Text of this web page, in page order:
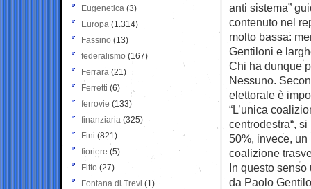
anti sistema”
contenuto nel
molto bassa:
Gentiloni e
Chi ha dunque
Nessuno.
elettorale è
“L’unica
centrodestra“,
50%, invece, un
coalizione
In questo senso
da Paolo
Eugenetica (3)
Europa (1.314)
Fassino (13)
federalismo (167)
Ferrara (21)
Ferretti (6)
ferrovie (133)
finanziaria (325)
Fini (821)
fioriere (5)
Fitto (27)
Fontana di Trevi (1)